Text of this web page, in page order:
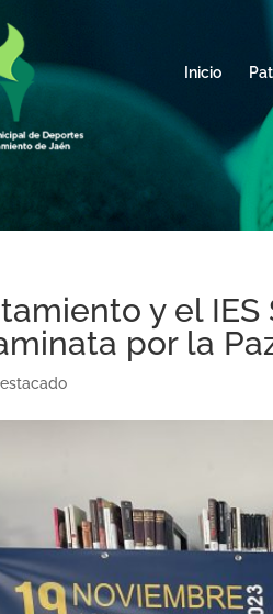
Inicio
y el
por la